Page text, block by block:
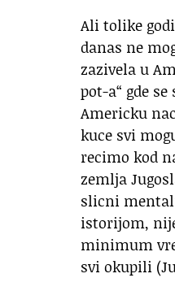
Ali tolike
danas ne
zazivela u
pot-a“ gde
Americku
kuce svi
recimo kod
zemlja
slicni
istorijom,
minimum
svi okupili